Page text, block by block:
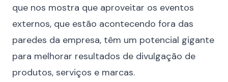
que nos mostra que aproveitar os eventos
externos, que estão acontecendo fora das
paredes da empresa, têm um potencial gigante
para melhorar resultados de divulgação de
produtos, serviços e marcas.